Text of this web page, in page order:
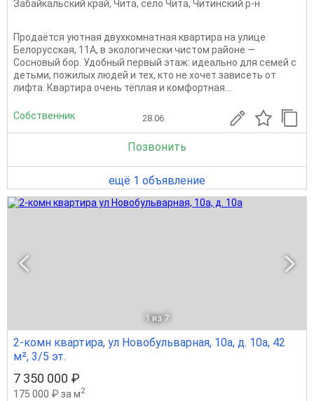
Забайкальский край, Чита, село Чита, Читинский р-н
Продаётся уютная двухкомнатная квартира на улице
Белорусская, 11А, в экологически чистом районе —
Сосновый бор. Удобный первый этаж: идеально для семей с
детьми, пожилых людей и тех, кто не хочет зависеть от
лифта. Квартира очень тёплая и комфортная...
Собственник 28.06
Позвонить
ещё 1 объявление
1 из 7
2-комн квартира, ул Новобульварная, 10а, д. 10а, 42
м², 3/5 эт.
7 350 000 ₽
175 000 ₽ за м2